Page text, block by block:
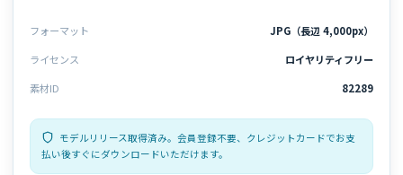
フォーマット
JPG（長辺 4,000px）
ライセンス
ロイヤリティフリー
素材ID
82289
モデルリリース取得済み。会員登録不要、クレジットカードでお支
払い後すぐにダウンロードいただけます。